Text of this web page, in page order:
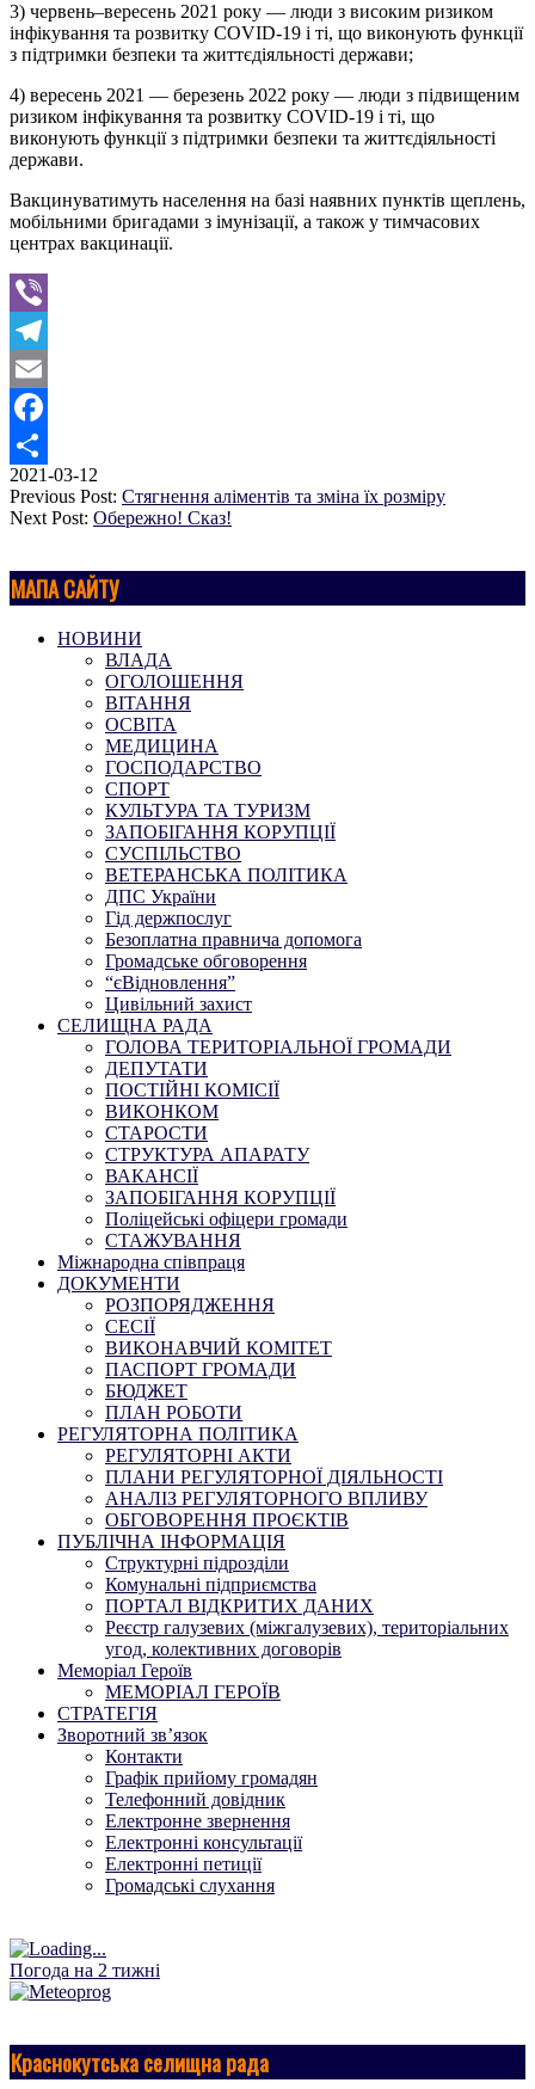
3) червень–вересень 2021 року — люди з високим ризиком
інфікування та розвитку COVID-19 і ті, що виконують функції
з підтримки безпеки та життєдіяльності держави;
4) вересень 2021 — березень 2022 року — люди з підвищеним
ризиком інфікування та розвитку COVID-19 і ті, що
виконують функції з підтримки безпеки та життєдіяльності
держави.
Вакцинуватимуть населення на базі наявних пунктів щеплень,
мобільними бригадами з імунізації, а також у тимчасових
центрах вакцинації.
Viber
Telegram
Email
Facebook
Поділитися
2021-03-12
Previous Post: Стягнення аліментів та зміна їх розміру
Next Post: Обережно! Сказ!
МАПА САЙТУ
НОВИНИ
ВЛАДА
ОГОЛОШЕННЯ
ВІТАННЯ
ОСВІТА
МЕДИЦИНА
ГОСПОДАРСТВО
СПОРТ
КУЛЬТУРА ТА ТУРИЗМ
ЗАПОБІГАННЯ КОРУПЦІЇ
СУСПІЛЬСТВО
ВЕТЕРАНСЬКА ПОЛІТИКА
ДПС України
Гід держпослуг
Безоплатна правнича допомога
Громадське обговорення
“єВідновлення”
Цивільний захист
СЕЛИЩНА РАДА
ГОЛОВА ТЕРИТОРІАЛЬНОЇ ГРОМАДИ
ДЕПУТАТИ
ПОСТІЙНІ КОМІСІЇ
ВИКОНКОМ
СТАРОСТИ
СТРУКТУРА АПАРАТУ
ВАКАНСІЇ
ЗАПОБІГАННЯ КОРУПЦІЇ
Поліцейські офіцери громади
СТАЖУВАННЯ
Міжнародна співпраця
ДОКУМЕНТИ
РОЗПОРЯДЖЕННЯ
СЕСІЇ
ВИКОНАВЧИЙ КОМІТЕТ
ПАСПОРТ ГРОМАДИ
БЮДЖЕТ
ПЛАН РОБОТИ
РЕГУЛЯТОРНА ПОЛІТИКА
РЕГУЛЯТОРНІ АКТИ
ПЛАНИ РЕГУЛЯТОРНОЇ ДІЯЛЬНОСТІ
АНАЛІЗ РЕГУЛЯТОРНОГО ВПЛИВУ
ОБГОВОРЕННЯ ПРОЄКТІВ
ПУБЛІЧНА ІНФОРМАЦІЯ
Структурні підрозділи
Комунальні підприємства
ПОРТАЛ ВІДКРИТИХ ДАНИХ
Реєстр галузевих (міжгалузевих), територіальних
угод, колективних договорів
Меморіал Героїв
МЕМОРІАЛ ГЕРОЇВ
СТРАТЕГІЯ
Зворотний зв’язок
Контакти
Графік прийому громадян
Телефонний довідник
Електронне звернення
Електронні консультації
Електронні петиції
Громадські слухання
Погода на 2 тижні
Краснокутська селищна рада